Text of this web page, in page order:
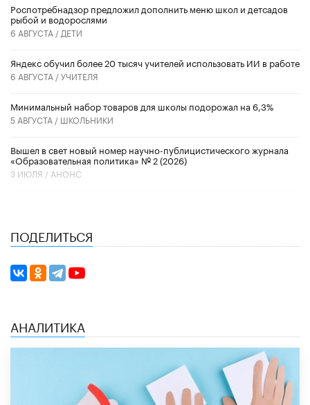
Роспотребнадзор предложил дополнить меню школ и детсадов
рыбой и водорослями
6 АВГУСТА / ДЕТИ
​Яндекс обучил более 20 тысяч учителей использовать ИИ в работе
6 АВГУСТА /УЧИТЕЛЯ
Минимальный набор товаров для школы подорожал на 6,3%
5 АВГУСТА / ШКОЛЬНИКИ
Вышел в свет новый номер научно-публицистического журнала
«Образовательная политика» № 2 (2026)
3 ИЮЛЯ / АНОНС
ПОДЕЛИТЬСЯ
АНАЛИТИКА